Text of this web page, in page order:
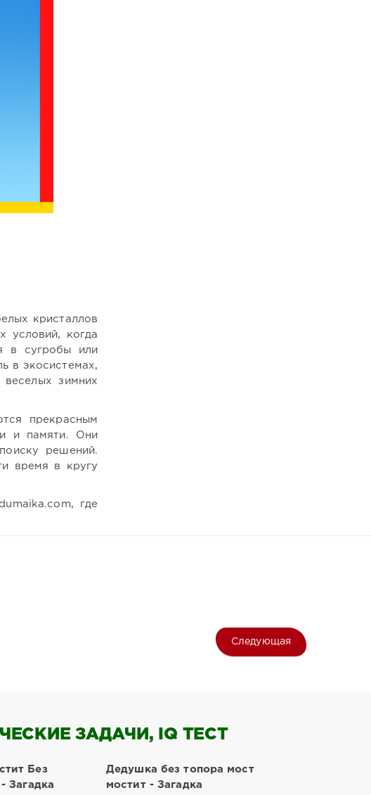
кристаллов
условий, когда
в сугробы или
в экосистемах,
зимних
прекрасным
и памяти. Они
решений.
время в кругу
где
Следующая
ЗАДАЧИ, IQ ТЕСТ
Без
Загадка
Дедушка без топора мост
мостит - Загадка